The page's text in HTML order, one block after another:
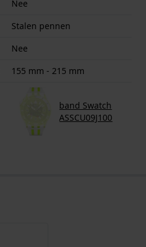
Nee
Stalen pennen
Nee
155 mm - 215 mm
band Swatch
ASSCU09J100